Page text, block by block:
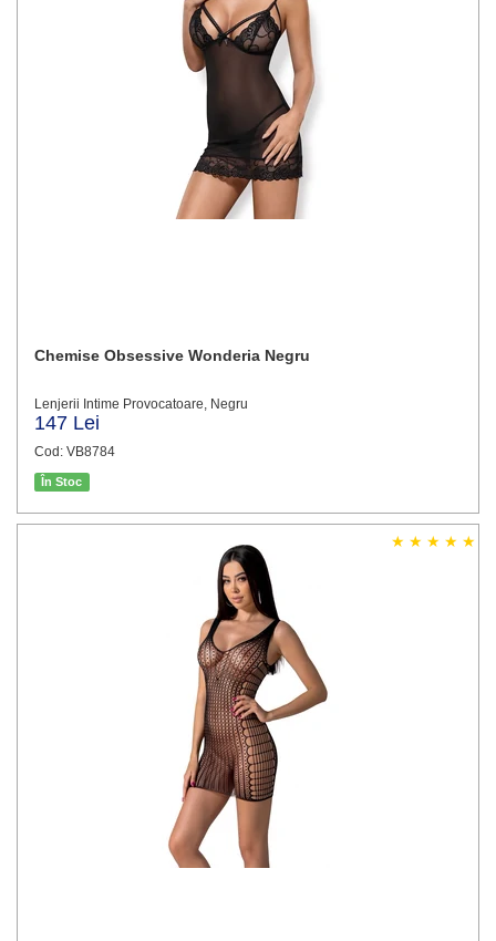
Chemise Obsessive Wonderia Negru
Lenjerii Intime Provocatoare, Negru
147 Lei
Cod: VB8784
În Stoc